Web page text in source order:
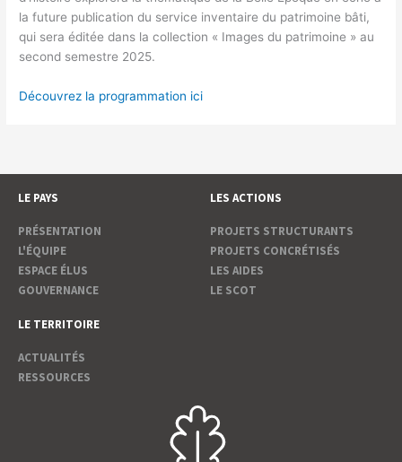
la future publication du service inventaire du patrimoine bâti,
qui sera éditée dans la collection « Images du patrimoine » au
second semestre 2025.
Découvrez la programmation ici
LE PAYS
PRÉSENTATION
L'ÉQUIPE
ESPACE ÉLUS
GOUVERNANCE
LES ACTIONS
PROJETS STRUCTURANTS
PROJETS CONCRÉTISÉS
LES AIDES
LE SCOT
LE TERRITOIRE
ACTUALITÉS
RESSOURCES